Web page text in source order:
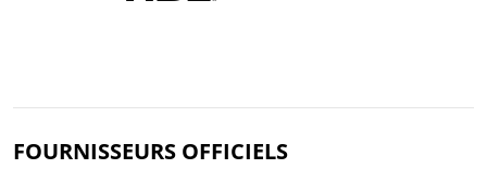
FOURNISSEURS OFFICIELS